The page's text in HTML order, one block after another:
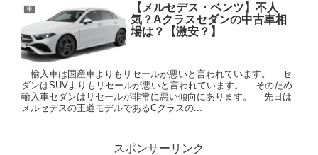
車
【メルセデス・ベンツ】不人
気？Aクラスセダンの中古車相
場は？【激安？】
輸入車は国産車よりもリセールが悪いと言われています。 セ
ダンはSUVよりもリセールが悪いと言われています。 そのため
輸入車セダンはリセールが非常に悪い傾向にあります。 先日は
メルセデスの王道モデルであるCクラスの...
スポンサーリンク